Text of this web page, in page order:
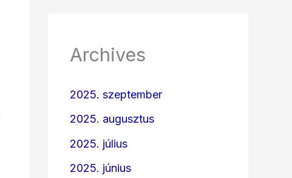
Archives
2025. szeptember
2025. augusztus
2025. július
2025. június